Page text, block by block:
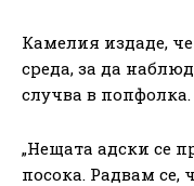
Камелия издаде, че
среда, за да
случва в попфолка.
„Нещата адски се
посока. Радвам се,